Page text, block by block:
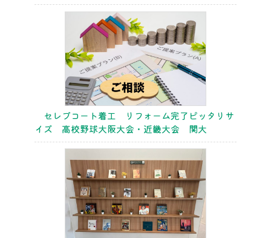
セレブコート着工 リフォーム完了ピッタリサ
イズ 高校野球大阪大会・近畿大会 関大